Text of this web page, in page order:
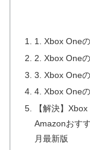
1. Xbox One
2. Xbox One
3. Xbox One
4. Xbox One
【解決】
Amazonおす
月最新版